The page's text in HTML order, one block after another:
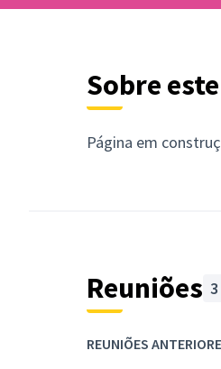
Sobre
Página em
Reuniões 3
REUNIÕES